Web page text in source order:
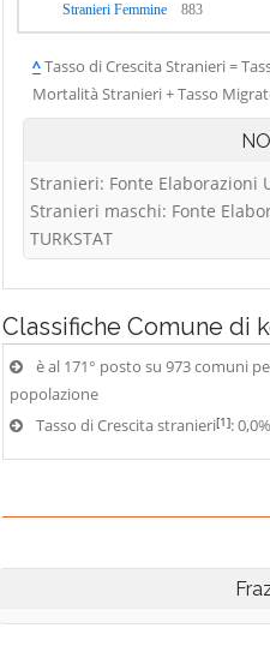
Stranieri Femmine 883
^Tasso di Crescita Stranieri =
Mortalità Stranieri + Tasso
Stranieri: Fonte Elaborazioni
Stranieri maschi: Fonte
TURKSTAT
Classifiche Comune di
è al 171° posto su 973 comuni
popolazione
Tasso di Crescita stranieri[1]: